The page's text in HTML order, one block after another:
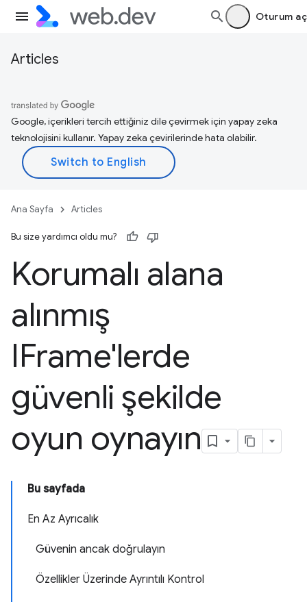
Oturum aç
Articles
Google, içerikleri tercih ettiğiniz dile çevirmek için yapay zeka
teknolojisini kullanır. Yapay zeka çevirilerinde hata olabilir.
Ana Sayfa Articles
Bu size yardımcı oldu mu?
Korumalı alana
alınmış
IFrame'lerde
güvenli şekilde
oyun oynayın
Bu sayfada
En Az Ayrıcalık
Güvenin ancak doğrulayın
Özellikler Üzerinde Ayrıntılı Kontrol